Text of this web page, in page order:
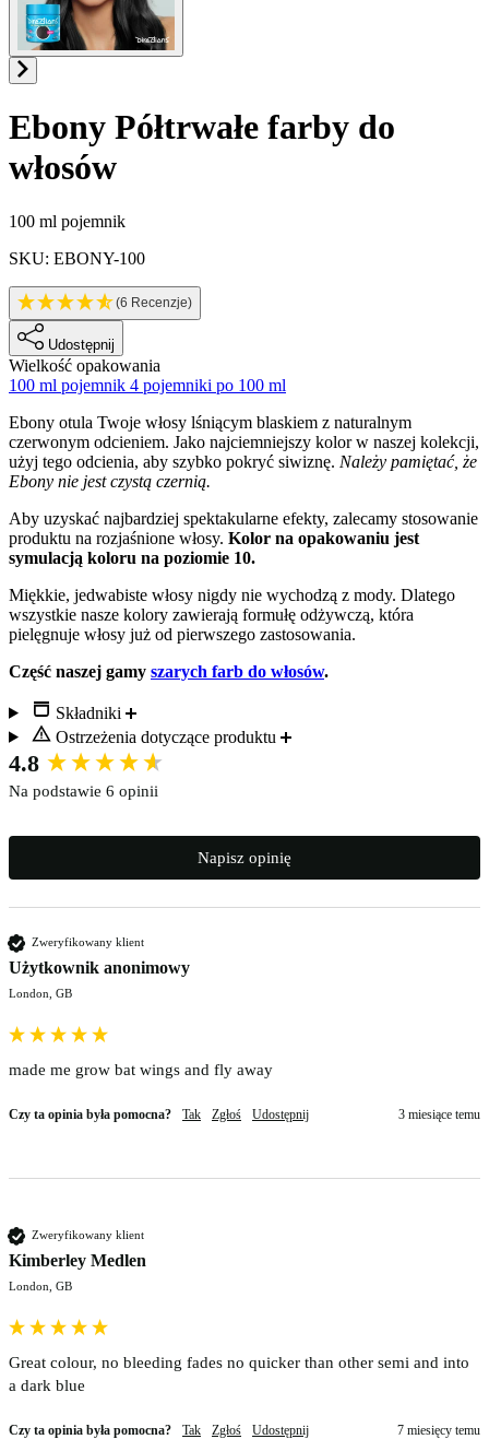
Ebony Półtrwałe farby do
włosów
Informacje o produkcie
100 ml pojemnik
SKU: EBONY-100
(6 Recenzje)
Udostępnij
Wielkość opakowania
100 ml pojemnik 4 pojemniki po 100 ml
Description
Ebony otula Twoje włosy lśniącym blaskiem z naturalnym
czerwonym odcieniem. Jako najciemniejszy kolor w naszej kolekcji,
użyj tego odcienia, aby szybko pokryć siwiznę. Należy pamiętać, że
Ebony nie jest czystą czernią.
Aby uzyskać najbardziej spektakularne efekty, zalecamy stosowanie
produktu na rozjaśnione włosy. Kolor na opakowaniu jest
symulacją koloru na poziomie 10.
Miękkie, jedwabiste włosy nigdy nie wychodzą z mody. Dlatego
wszystkie nasze kolory zawierają formułę odżywczą, która
pielęgnuje włosy już od pierwszego zastosowania.
Część naszej gamy szarych farb do włosów.
Składniki
Ostrzeżenia dotyczące produktu
4.8
Na podstawie 6 opinii
Napisz opinię
Zweryfikowany klient
Użytkownik anonimowy
London, GB
made me grow bat wings and fly away
Czy ta opinia była pomocna? Tak Zgłoś Udostępnij 3 miesiące temu
Zweryfikowany klient
Kimberley Medlen
London, GB
Great colour, no bleeding fades no quicker than other semi and into
a dark blue
Czy ta opinia była pomocna? Tak Zgłoś Udostępnij 7 miesięcy temu
New content loaded